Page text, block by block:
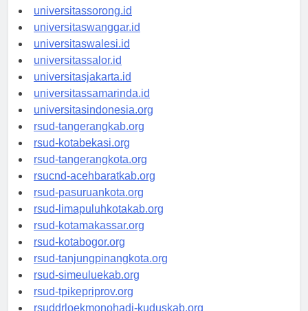
universitasmanokwari.id
universitassorong.id
universitaswanggar.id
universitaswalesi.id
universitassalor.id
universitasjakarta.id
universitassamarinda.id
universitasindonesia.org
rsud-tangerangkab.org
rsud-kotabekasi.org
rsud-tangerangkota.org
rsucnd-acehbaratkab.org
rsud-pasuruankota.org
rsud-limapuluhkotakab.org
rsud-kotamakassar.org
rsud-kotabogor.org
rsud-tanjungpinangkota.org
rsud-simeuluekab.org
rsud-tpikepriprov.org